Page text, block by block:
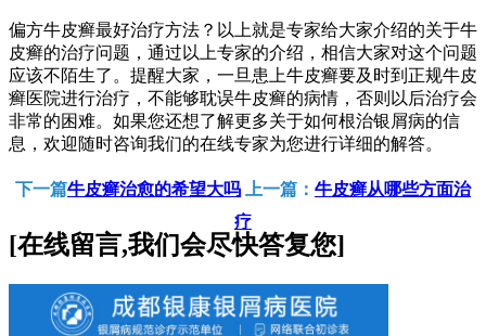
偏方牛皮癣最好治疗方法？以上就是专家给大家介绍的关于牛
皮癣的治疗问题，通过以上专家的介绍，相信大家对这个问题
应该不陌生了。提醒大家，一旦患上牛皮癣要及时到正规牛皮
癣医院进行治疗，不能够耽误牛皮癣的病情，否则以后治疗会
非常的困难。如果您还想了解更多关于如何根治银屑病的信
息，欢迎随时咨询我们的在线专家为您进行详细的解答。
下一篇牛皮癣治愈的希望大吗 上一篇： 牛皮癣从哪些方面治
疗
[在线留言,我们会尽快答复您]